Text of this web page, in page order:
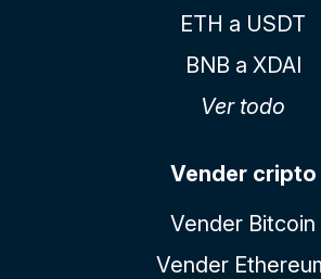
ETH a USDT
BNB a XDAI
Ver todo
Vender cripto
Vender Bitcoin
Vender